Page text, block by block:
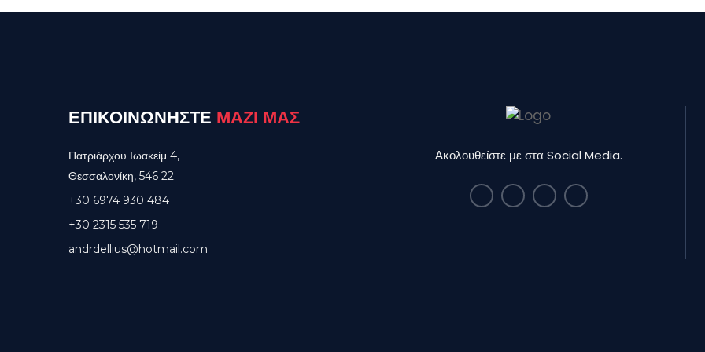
ΕΠΙΚΟΙΝΩΝΗΣΤΕ ΜΑΖΙ ΜΑΣ
Πατριάρχου Ιωακείμ 4,
Θεσσαλονίκη, 546 22.
+30 6974 930 484
+30 2315 535 719
andrdellius@hotmail.com
Ακολουθείστε με στα Social Media.